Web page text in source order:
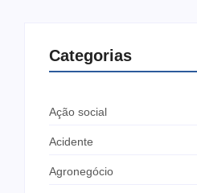
Categorias
Ação social
Acidente
Agronegócio